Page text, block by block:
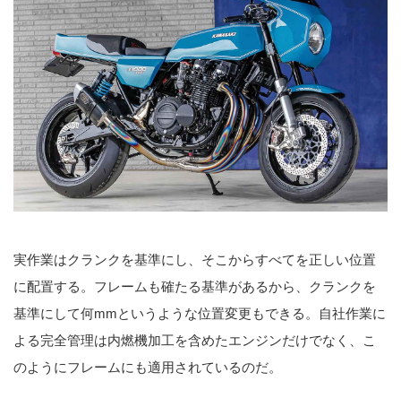
実作業はクランクを基準にし、そこからすべてを正しい位置
に配置する。フレームも確たる基準があるから、クランクを
基準にして何mmというような位置変更もできる。自社作業に
よる完全管理は内燃機加工を含めたエンジンだけでなく、こ
のようにフレームにも適用されているのだ。